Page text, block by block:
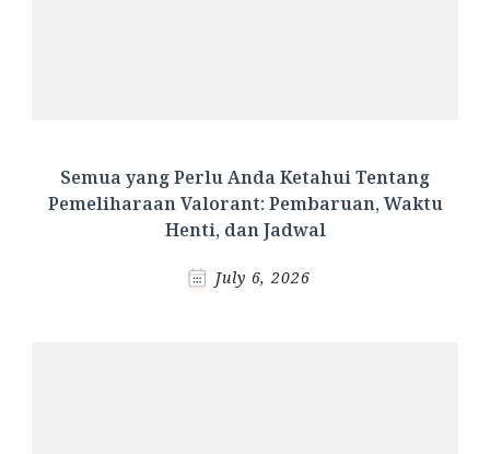
Semua yang Perlu Anda Ketahui Tentang
Pemeliharaan Valorant: Pembaruan, Waktu
Henti, dan Jadwal
July 6, 2026